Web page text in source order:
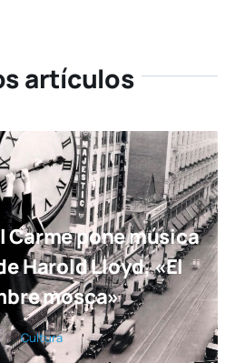
artículos
Carme pone música
Harold Lloyd, «El
mosca»
Cul­tu­ra